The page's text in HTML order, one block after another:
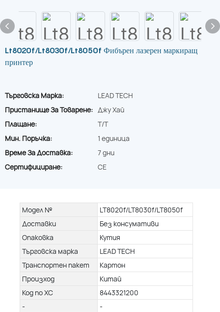
Lt8020f/Lt8030f/Lt8050f Фибърен лазерен маркиращ
принтер
Търговска Марка:
LEAD TECH
Пристанище За Товарене: Джу Хай
Плащане:
T/T
Мин. Поръчка:
1 единица
Време За Доставка:
7 дни
Сертифициране:
CE
Модел №
LT8020f/LT8030f/LT8050f
Доставки
Без консумативи
Опаковка
Кутия
Търговска марка
LEAD TECH
Транспортен пакет
Картон
Произход
Китай
Код по ХС
8443321200
-
-